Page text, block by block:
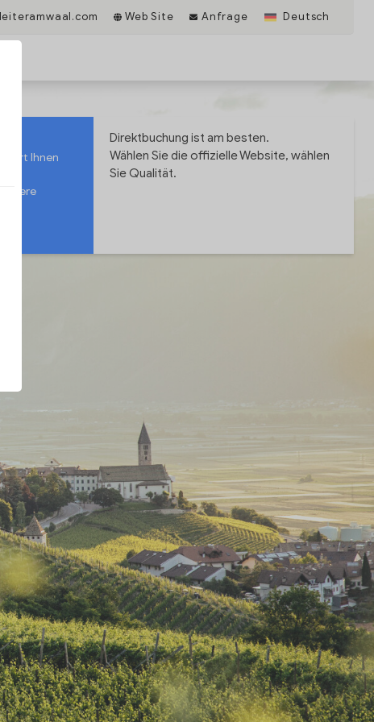
Web Site Anfrage Deutsch
Ihnen
Direktbuchung ist am besten.
Wählen Sie die offizielle Website, wählen
Sie Qualität.